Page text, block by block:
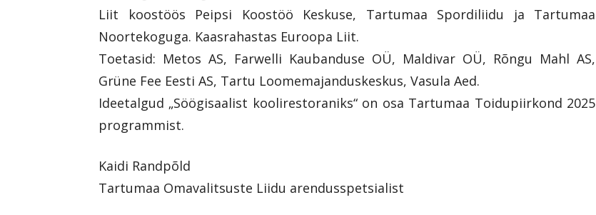
Liit koostöös Peipsi Koostöö Keskuse, Tartumaa Spordiliidu ja Tartumaa
Noortekoguga. Kaasrahastas Euroopa Liit.
Toetasid: Metos AS, Farwelli Kaubanduse OÜ, Maldivar OÜ, Rõngu Mahl AS,
Grüne Fee Eesti AS, Tartu Loomemajanduskeskus, Vasula Aed.
Ideetalgud „Söögisaalist koolirestoraniks“ on osa Tartumaa Toidupiirkond 2025
programmist.
Kaidi Randpõld
Tartumaa Omavalitsuste Liidu arendusspetsialist